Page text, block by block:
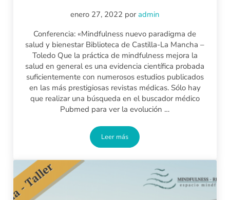
enero 27, 2022 poradmin
Conferencia: «Mindfulness nuevo paradigma de
salud y bienestar Biblioteca de Castilla-La Mancha –
Toledo Que la práctica de mindfulness mejora la
salud en general es una evidencia científica probada
suficientemente con numerosos estudios publicados
en las más prestigiosas revistas médicas. Sólo hay
que realizar una búsqueda en el buscador médico
Pubmed para ver la evolución …
Leer másMindfulness nuevo paradigma de salud